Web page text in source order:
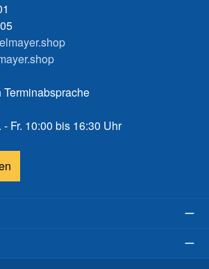
Fr. 10:00 bis 16:30 Uhr